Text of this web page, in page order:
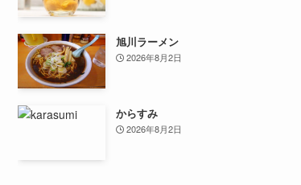
旭川ラーメン
2026年8月2日
からすみ
2026年8月2日